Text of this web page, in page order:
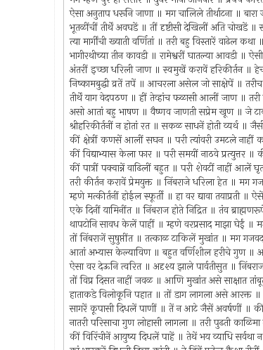
ऐसा अनुताप धरूनि जाणा ॥ मग चालिले तीर्थाटना ॥ बारा
भूतळींचीं तीर्थें अवघडें ॥ तीं दृष्टीसी देखिलीं अति चोखडें
त्या मार्गींची ख्याती वर्णितां ॥ तरी बहु विस्तारें वाढेल
भागीरथीच्या तीन कावडी ॥ रामेश्वरीं घातल्या आवडी
अंतरीं इच्छा धरिली जाण ॥ स्वमुखें करावें हरिकीर्तन
निष्कामबुद्धी व्रतें तपें ॥ आचरला असेल जो साक्षेपें ॥ तरीच
तीर्थें याग वेदपठण ॥ हीं तेव्हांच फळासी आलीं जाण ॥
असो आतां बहु भाषण ॥ वैष्णव जाणती सप्रेम खूण ॥ जे
श्रीहरिकीर्तनीं न होतां रत ॥ सकळ साधनें होती व्यर्थ
कीं क्षेत्रीं कणसें आलीं सघन ॥ परी त्यांवरी उमटले नाहीं
कीं विद्याभ्यास केला फार ॥ परी समयीं नाठवे प्रत्युत्तर
कीं पात्रीं पक्वान्नें वाढिलीं बहुत ॥ परी शेवटीं नाहीं आलें
तरी कीर्तन करावें प्रेमयुक्त ॥ निंबराजे धरिला हेत ॥ मग
म्हणे मत्कीर्तनीं होईल स्फूर्ती ॥ हा वर द्यावा
एके दिनीं यामिनींत ॥ निंबराज होते निद्रित ॥ तंव
थापटोनि सावध केलें पाहीं ॥ म्हणे वरप्रसाद माझा घेईं ॥
तों निंबराजें सुषुप्तींत ॥ तत्काळ टाकिलें मुखांत ॥ मग
आतां अभ्यास केल्याविण ॥ बहुत वर्णिशील हरीचे गुण ॥
ऐसा वर देऊनि त्वरित ॥ अदृश्य झाले पार्वतीसुत ॥
तों विप्र दिसत नाहीं जवळ ॥ आणि मुखांत असे साक्षात
हाताकडे विलोकूनि पहात ॥ तों डाग लागला असे आरक्त
सागरें कूपासी दिधलें पाणीं ॥ तें न आटे जैसें अवर्षणीं ॥ कीं
नातरी परिसाचा गुण लोहासी लागला ॥ तरी पुढती
कीं विरिंचीनें आयुष्य दिधलें पाहें ॥ तेथें भय व्याधि सर्वथा न